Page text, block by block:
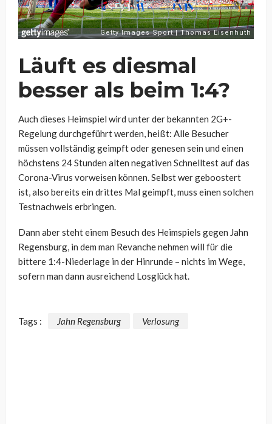
Läuft es diesmal
besser als beim 1:4?
Auch dieses Heimspiel wird unter der bekannten 2G+-
Regelung durchgeführt werden, heißt: Alle Besucher
müssen vollständig geimpft oder genesen sein und einen
höchstens 24 Stunden alten negativen Schnelltest auf das
Corona-Virus vorweisen können. Selbst wer geboostert
ist, also bereits ein drittes Mal geimpft, muss einen solchen
Testnachweis erbringen.
Dann aber steht einem Besuch des Heimspiels gegen Jahn
Regensburg, in dem man Revanche nehmen will für die
bittere 1:4-Niederlage in der Hinrunde – nichts im Wege,
sofern man dann ausreichend Losglück hat.
Tags : Jahn Regensburg Verlosung